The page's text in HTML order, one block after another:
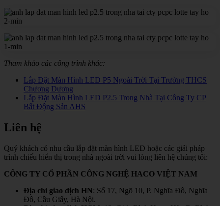
Tham khảo các công trình khác:
Lắp Đặt Màn Hình LED P5 Ngoài Trời Tại Trường THCS
Chương Dương
Lắp Đặt Màn Hình LED P2.5 Trong Nhà Tại Công Ty CP
Bất Động Sản AHS
Liên hệ
Quý khách có nhu cầu lắp đặt màn hình LED hoặc các giải pháp
trình chiếu hiển thị trong nhà ngoài trời vui lòng liên hệ chúng tôi:
CÔNG TY CỔ PHẦN CÔNG NGHỆ HACO VIỆT NAM
Địa chỉ giao dịch HN: Số 17, Ngõ 10, P. Nghĩa Đô, Nghĩa
Đô, Cầu Giấy, Hà Nội.